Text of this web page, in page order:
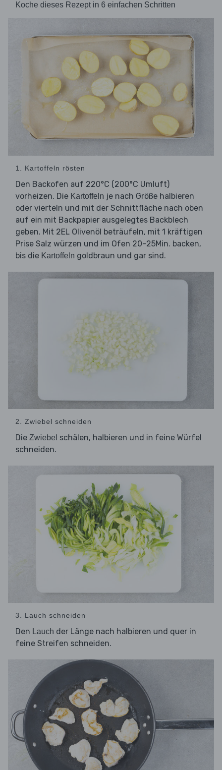
Koche dieses Rezept in 6 einfachen Schritten
1. Kartoffeln rösten
Den Backofen auf 220°C (200°C Umluft)
vorheizen. Die Kartoffeln je nach Größe halbieren
oder vierteln und mit der Schnittfläche nach oben
auf ein mit Backpapier ausgelegtes Backblech
geben. Mit 2EL Olivenöl beträufeln, mit 1 kräftigen
Prise Salz würzen und im Ofen 20–25Min. backen,
bis die Kartoffeln goldbraun und gar sind.
2. Zwiebel schneiden
Die Zwiebel schälen, halbieren und in feine Würfel
schneiden.
3. Lauch schneiden
Den Lauch der Länge nach halbieren und quer in
feine Streifen schneiden.